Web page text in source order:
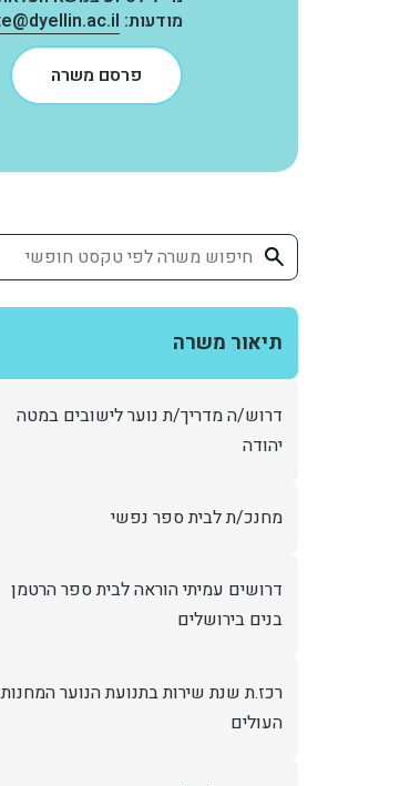
מודעות:
פרסם משרה
תיאור משרה
חיפוש
דרוש/ה מדריך/ת נוער לישובים במטה
יהודה
מחנכ/ת לבית ספר נפשי
דרושים עמיתי הוראה לבית ספר הרטמן
בנים בירושלים
רכז.ת שנת שירות בתנועת הנוער המחנות
העולים